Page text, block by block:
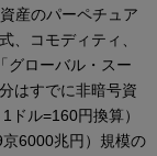
産のパーペチュア
、コモディティ、
グローバル・スー
はすでに非暗号資
ドル=160円換算）
6000兆円）規模の